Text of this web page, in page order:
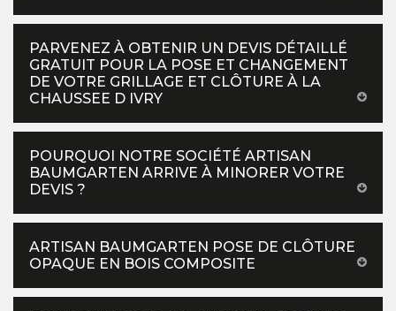
PARVENEZ À OBTENIR UN DEVIS DÉTAILLÉ
GRATUIT POUR LA POSE ET CHANGEMENT
DE VOTRE GRILLAGE ET CLÔTURE À LA
CHAUSSEE D IVRY
POURQUOI NOTRE SOCIÉTÉ ARTISAN
BAUMGARTEN ARRIVE À MINORER VOTRE
DEVIS ?
ARTISAN BAUMGARTEN POSE DE CLÔTURE
OPAQUE EN BOIS COMPOSITE